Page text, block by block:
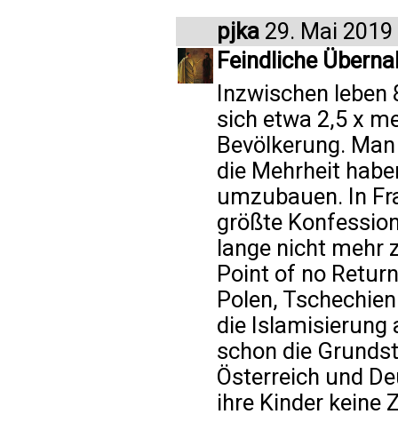
pjka 29. Mai 2019
Feindliche
Inzwischen leben
sich etwa 2,5 x
Bevölkerung.
die Mehrheit
umzubauen. In
größte
lange nicht mehr
Point of no
Polen,
die Islamisierung
schon die
Österreich und
ihre Kinder keine